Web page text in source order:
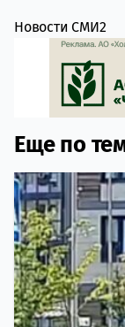
Новости СМИ2
Еще по